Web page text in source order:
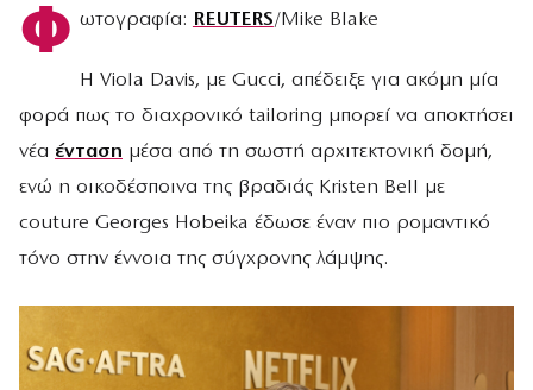
Φ ωτογραφία: REUTERS/Mike Blake
Η Viola Davis, με Gucci, απέδειξε για ακόμη μία
φορά πως το διαχρονικό tailoring μπορεί να αποκτήσει
νέα ένταση μέσα από τη σωστή αρχιτεκτονική δομή,
ενώ η οικοδέσποινα της βραδιάς Kristen Bell με
couture Georges Hobeika έδωσε έναν πιο ρομαντικό
τόνο στην έννοια της σύγχρονης λάμψης.